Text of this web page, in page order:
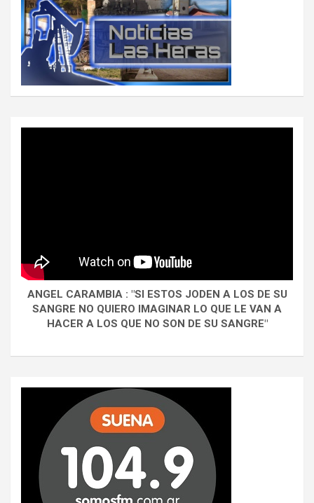
ANGEL CARAMBIA : "SI ESTOS JODEN A LOS DE SU
SANGRE NO QUIERO IMAGINAR LO QUE LE VAN A
HACER A LOS QUE NO SON DE SU SANGRE"